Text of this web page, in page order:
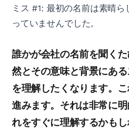
ミス #1: 最初の名前は素晴
っていませんでした。
誰かが会社の名前を聞く
然とその意味と背景にあ
を理解したくなります。
進みます。それは非常に
れをすぐに理解するかも